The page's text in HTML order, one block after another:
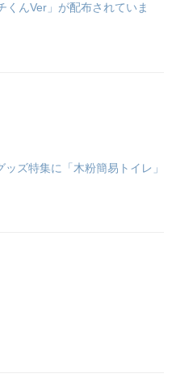
くんVer」が配布されていま
ズ特集に「木粉簡易トイレ」